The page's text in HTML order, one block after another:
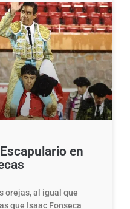
en
orejas, al igual que
que Isaac Fonseca